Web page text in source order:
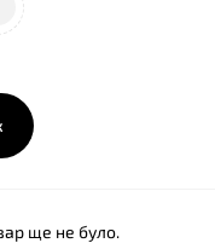
ще не було.